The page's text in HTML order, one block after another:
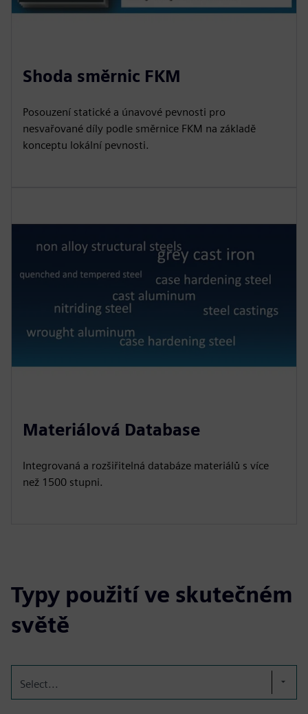
Shoda směrnic FKM
Posouzení statické a únavové pevnosti pro
nesvařované díly podle směrnice FKM na základě
konceptu lokální pevnosti.
Materiálová Database
Integrovaná a rozšiřitelná databáze materiálů s více
než 1500 stupni.
Typy použití ve skutečném
světě
Select...